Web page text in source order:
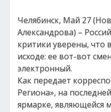
Челябинск, Май 27
Александрова) –
критики уверены, что
исходе: ее вот-вот
электронный.
Как передает
Региона», на
ярмарке,